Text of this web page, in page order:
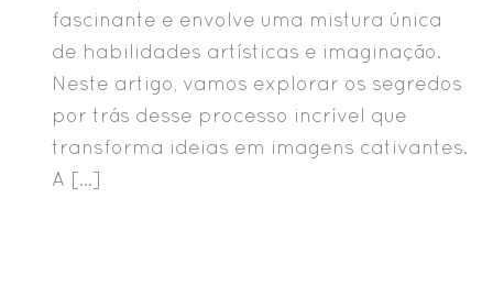
fascinante e envolve uma mistura única
de habilidades artísticas e imaginação.
Neste artigo, vamos explorar os segredos
por trás desse processo incrível que
transforma ideias em imagens cativantes.
A […]